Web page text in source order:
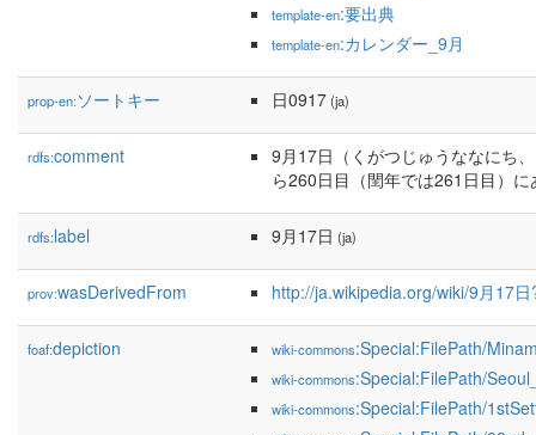
template-en:要出典
template-en:カレンダー_9月
prop-en:ソートキー 日0917(ja)
rdfs:comment
9月17日（くがつじゅうななにち
ら260日目（閏年では261日目）
rdfs:label 9月17日 (ja)
prov:wasDerivedFrom http://ja.wikipedia.org/wiki/9月17
foaf:depiction wiki-commons:Special:FilePath/
wiki-commons:Special:FilePath/
wiki-commons:Special:FilePath/